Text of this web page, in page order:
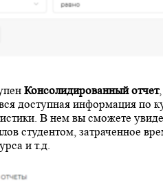
Консолидированный отчет
доступная информация по
В нем вы сможете
студентом, затраченное
и т.д.